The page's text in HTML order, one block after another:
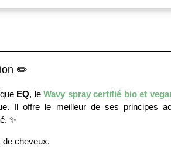
✏️
EQ, leWavy spray certifié bio et
Il offre le meilleur de ses principes
✨
de cheveux.